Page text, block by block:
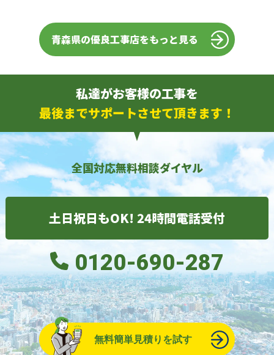
青森県の優良工事店をもっと見る
私達がお客様の工事を
最後までサポートさせて頂きます！
全国対応無料相談ダイヤル
土日祝日もOK! 24時間電話受付
0120-690-287
無料簡単見積りを試す